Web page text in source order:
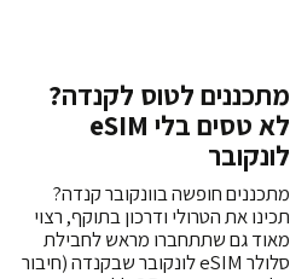
מתכננים לטוס לקנדה?
לא טסים בלי eSIM
לונקובר
מתכננים חופשה בוונקובר קנדה?
תכינו את הטרולי ודרכון בתוקף, רצוי
מאוד גם שתתחברו מראש לחבילת
סלולר eSIM לונקובר שבקנדה (חיבור